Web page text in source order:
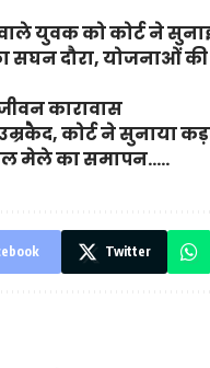
युवक को कोर्ट ने
सघन दौरा, योजनाओं
कारावास
कोर्ट ने सुनाया
मेले का समापन…..
Twitter